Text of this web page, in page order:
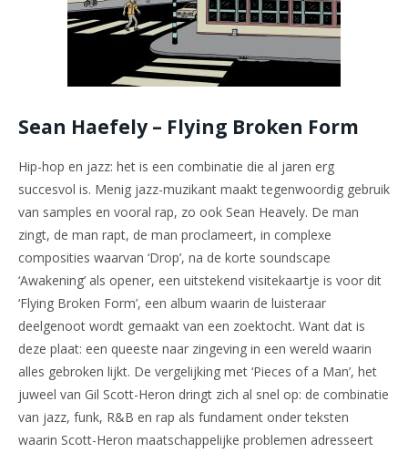
Sean Haefely – Flying Broken Form
Hip-hop en jazz: het is een combinatie die al jaren erg
succesvol is. Menig jazz-muzikant maakt tegenwoordig gebruik
van samples en vooral rap, zo ook Sean Heavely. De man
zingt, de man rapt, de man proclameert, in complexe
composities waarvan ‘Drop’, na de korte soundscape
‘Awakening’ als opener, een uitstekend visitekaartje is voor dit
‘Flying Broken Form’, een album waarin de luisteraar
deelgenoot wordt gemaakt van een zoektocht. Want dat is
deze plaat: een queeste naar zingeving in een wereld waarin
alles gebroken lijkt. De vergelijking met ‘Pieces of a Man’, het
juweel van Gil Scott-Heron dringt zich al snel op: de combinatie
van jazz, funk, R&B en rap als fundament onder teksten
waarin Scott-Heron maatschappelijke problemen adresseert